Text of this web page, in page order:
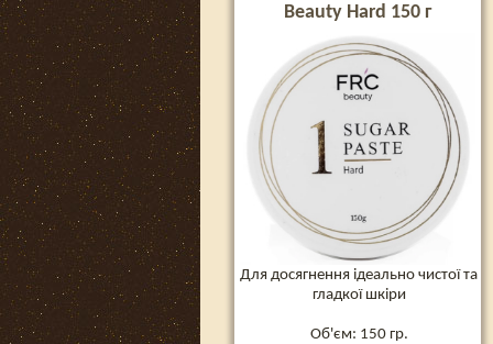
Beauty Hard 150 г
Для досягнення ідеально чистої та
гладкої шкіри
Об'єм: 150 гр.